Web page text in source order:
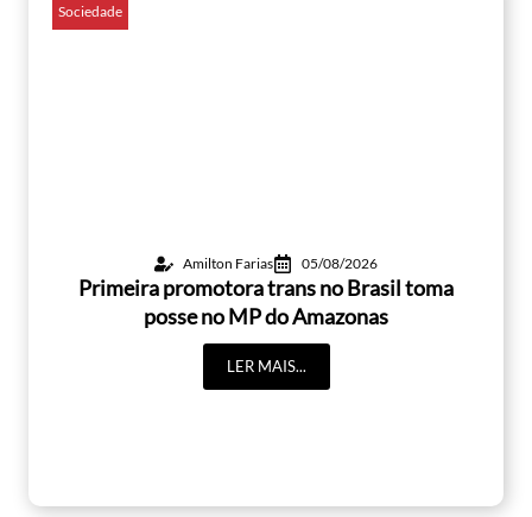
Sociedade
Amilton Farias 05/08/2026
Primeira promotora trans no Brasil toma
posse no MP do Amazonas
LER MAIS...